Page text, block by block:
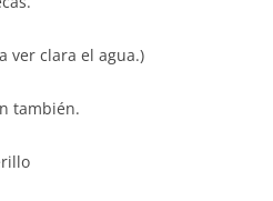
ver clara el agua.)
también.